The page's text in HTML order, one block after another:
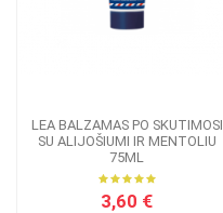
LEA BALZAMAS PO SKUTIMOSI
SU ALIJOŠIUMI IR MENTOLIU
75ML
3,60 €